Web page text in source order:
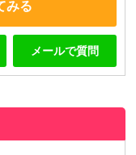
みる
メールで質問